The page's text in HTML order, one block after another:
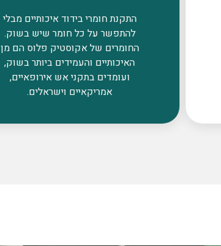
התקנת חומרי בידוד איכותיים מבלי
להתפשר על כל חומר שיש בשוק.
החומרים של אקוסטיק פלוס הם מן
האיכותיים והעמידים ביותר בשוק,
ועומדים בתקני אש אירופאיים,
אמריקאיים וישראלים.